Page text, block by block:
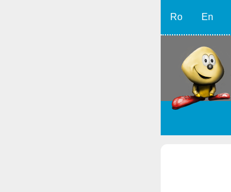
Ro En